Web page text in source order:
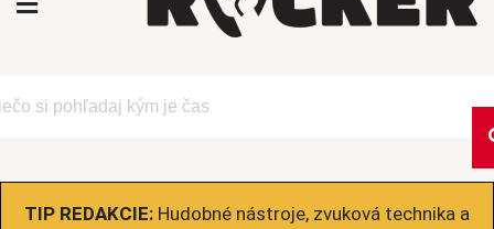
TIP REDAKCIE: Hudobné nástroje, zvuková technika a